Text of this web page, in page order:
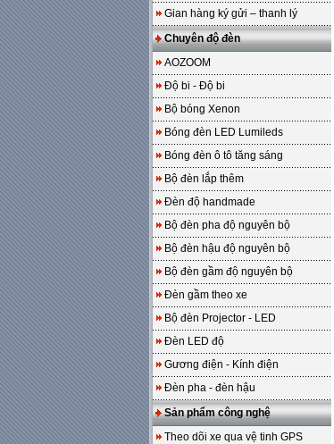
Gian hàng ký gửi – thanh lý
Chuyên độ đèn
AOZOOM
Độ bi - Độ bi
Bộ bóng Xenon
Bóng đèn LED Lumileds
Bóng đèn ô tô tăng sáng
Bộ đèn lắp thêm
Đèn độ handmade
Bộ đèn pha độ nguyên bộ
Bộ đèn hậu độ nguyên bộ
Bộ đèn gầm độ nguyên bộ
Đèn gầm theo xe
Bộ đèn Projector - LED
Đèn LED độ
Gương điện - Kính điện
Đèn pha - đèn hậu
Sản phẩm công nghệ
Theo dõi xe qua vệ tinh GPS